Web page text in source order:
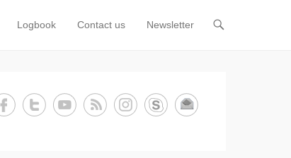
Logbook Contact us Newsletter